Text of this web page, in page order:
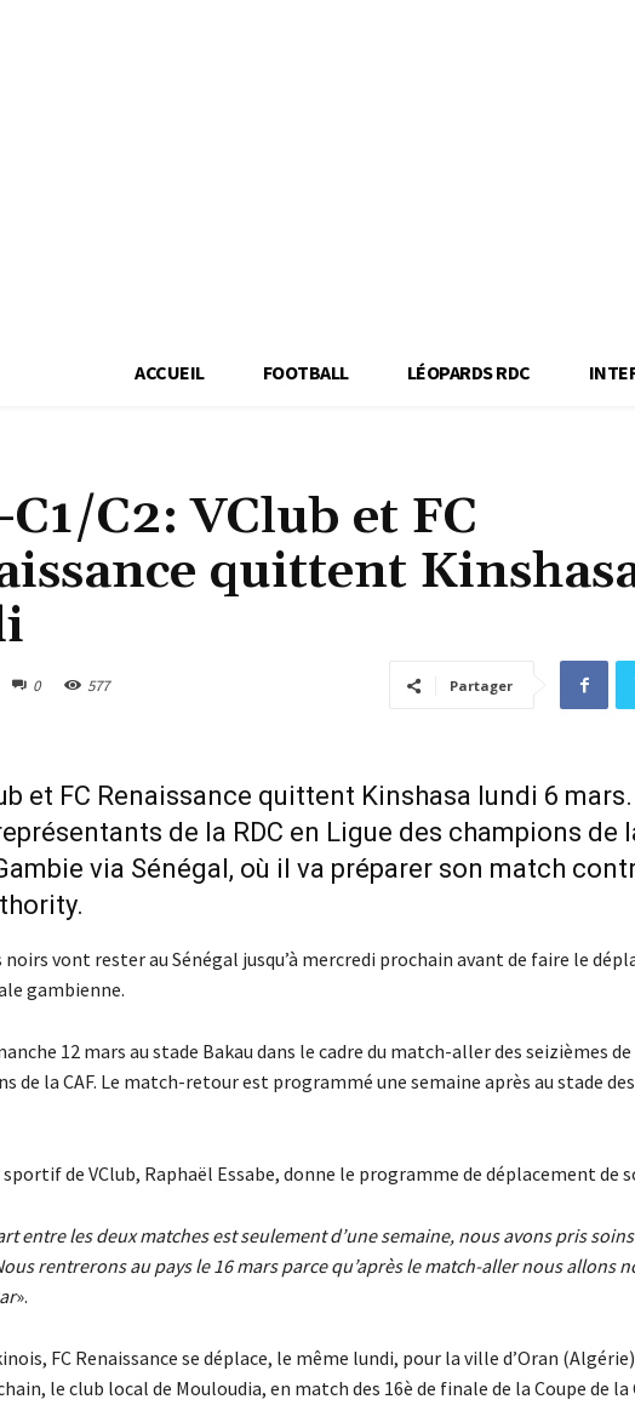
ACCUEIL FOOTBALL LÉOPARDS RDC
C1/C2: VClub et FC
quittent
0 577 Partager
et FC Renaissance quittent Kinshasa lundi 6
de la RDC en Ligue des champions de
via Sénégal, où il va préparer son match
noirs vont rester au Sénégal jusqu’à mercredi prochain avant de faire le
gambienne.
12 mars au stade Bakau dans le cadre du match-aller des seizièmes
de la CAF. Le match-retour est programmé une semaine après au stade
de VClub, Raphaël Essabe, donne le programme de déplacement de
entre les deux matches est seulement d’une semaine, nous avons pris
rentrerons au pays le 16 mars parce qu’après le match-aller nous allons
».
FC Renaissance se déplace, le même lundi, pour la ville d’Oran
le club local de Mouloudia, en match des 16è de finale de la Coupe de